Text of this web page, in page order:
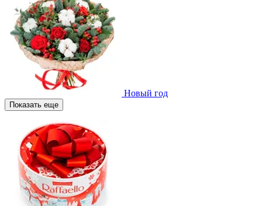
Новый год
Показать еще